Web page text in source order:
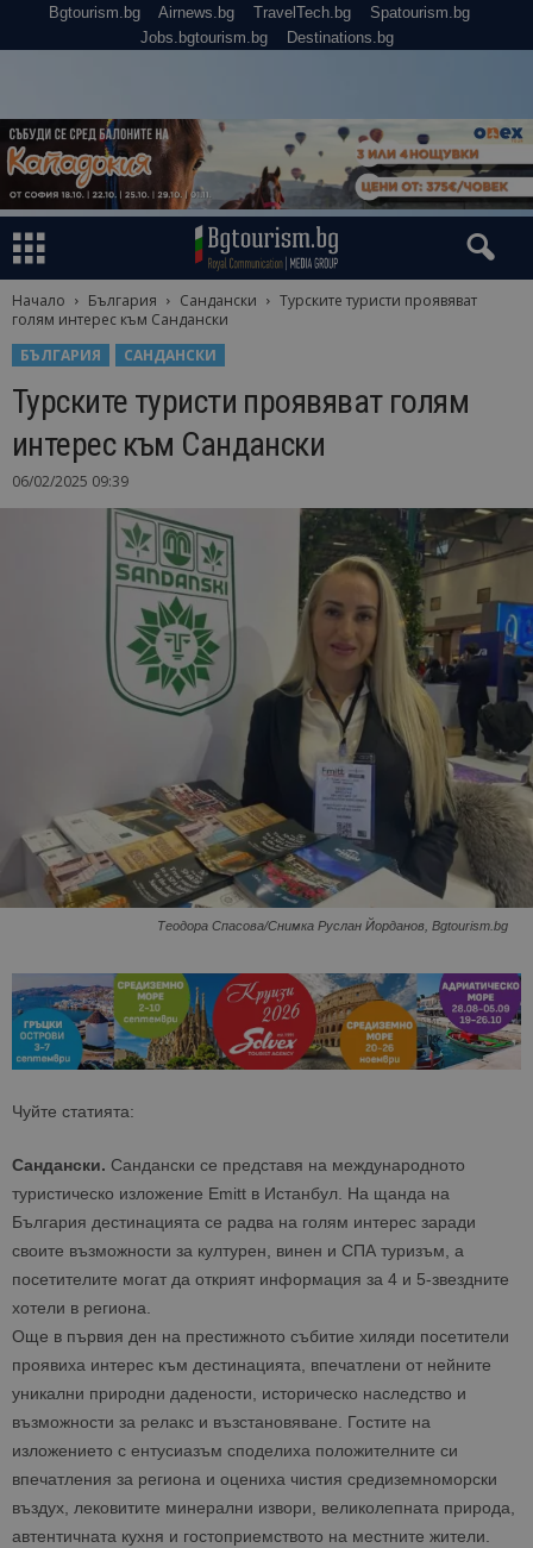
Bgtourism.bg Airnews.bg TravelTech.bg
Spatourism.bg
Jobs.bgtourism.bg
Destinations.bg
Начало България Сандански
Турските туристи проявяват
голям интерес към Сандански
БЪЛГАРИЯ
САНДАНСКИ
Турските туристи проявяват голям
интерес към Сандански
06/02/2025 09:39
Теодора Спасова/Снимка Руслан Йорданов, Bgtourism.bg
Чуйте статията:
Сандански. Сандански се представя на международното
туристическо изложение Emitt в Истанбул. На щанда на
България дестинацията се радва на голям интерес заради
своите възможности за културен, винен и СПА туризъм, а
посетителите могат да открият информация за 4 и 5-звездните
хотели в региона.
Още в първия ден на престижното събитие хиляди посетители
проявиха интерес към дестинацията, впечатлени от нейните
уникални природни дадености, историческо наследство и
възможности за релакс и възстановяване. Гостите на
изложението с ентусиазъм споделиха положителните си
впечатления за региона и оцениха чистия средиземноморски
въздух, лековитите минерални извори, великолепната природа,
автентичната кухня и гостоприемството на местните жители.